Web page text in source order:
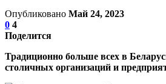
Опубликовано Май 24, 2023
0 4
Поделится
Традиционно больше всех в
столичных организаций и